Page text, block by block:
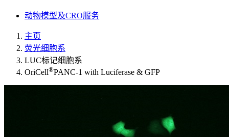
动物模型及CRO服务
主页
荧光细胞系
LUC标记细胞系
OriCell®PANC-1 with Luciferase & GFP